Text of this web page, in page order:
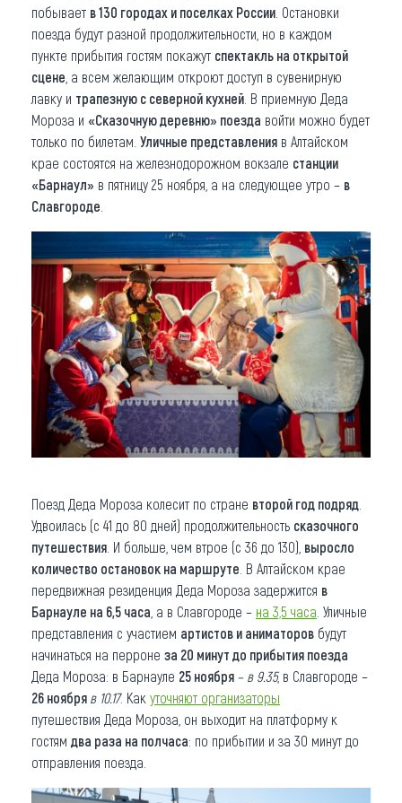
побывает в 130 городах и поселках России . Остановки
поезда будут разной продолжительности, но в каждом
пункте прибытия гостям покажут спектакль на открытой
сцене , а всем желающим откроют доступ в сувенирную
лавку и трапезную с северной кухней . В приемную Деда
Мороза и «Сказочную деревню» поезда войти можно будет
только по билетам. Уличные представления в Алтайском
крае состоятся на железнодорожном вокзале станции
«Барнаул» в пятницу 25 ноября, а на следующее утро – в
Славгороде
Поезд Деда Мороза колесит по стране второй год подряд
Удвоилась (с 41 до 80 дней) продолжительность сказочного
путешествия . И больше, чем втрое (с 36 до 130), выросло
количество остановок на маршруте . В Алтайском крае
передвижная резиденция Деда Мороза задержится в
Барнауле на 6,5 часа , а в Славгороде – на 3,5 часа . Уличные
представления с участием артистов и аниматоров будут
начинаться на перроне за 20 минут до прибытия поезда
Деда Мороза: в Барнауле 25 ноября – в 9.35, в Славгороде –
26 ноября в 10.17. Как уточняют организаторы
путешествия Деда Мороза, он выходит на платформу к
гостям два раза на полчаса: по прибытии и за 30 минут до
отправления поезда.